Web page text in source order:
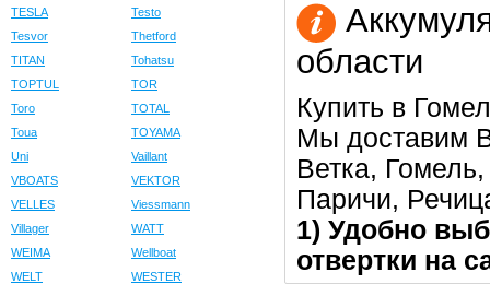
TESLA
Testo
Tesvor
Thetford
TITAN
Tohatsu
TOPTUL
TOR
Toro
TOTAL
Toua
TOYAMA
Uni
Vaillant
VBOATS
VEKTOR
VELLES
Viessmann
Villager
WATT
WEIMA
Wellboat
WELT
WESTER
области
Купить в
Мы доставим
Ветка,
Паричи,
1) Удобно
отвертки на